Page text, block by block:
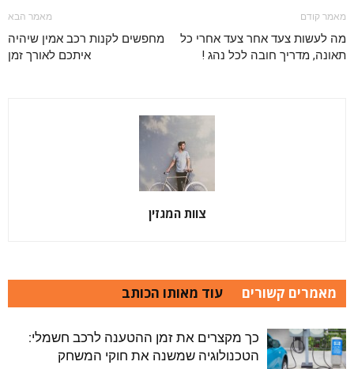
מאמר קודם
מה לעשות צעד אחר צעד אחרי כל
תאונה, מדריך חובה לכל נהג !
מאמר הבא
מחפשים לקנות רכב אמין שיהיה
איתכם לאורך זמן
צוות המגזין
מאמרים קשורים עוד מאותו הכותב
כך מקצרים את זמן ההטענה לרכב חשמלי:
הטכנולוגיה שמשנה את חוקי המשחק